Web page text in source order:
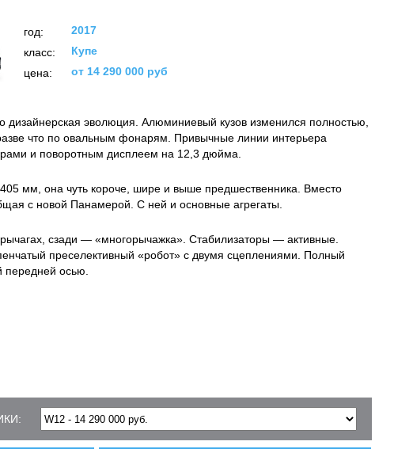
год:
2017
класс:
Купе
цена:
от 14 290 000 руб
эволюция. Алюминиевый кузов изменился полностью,
что по овальным фонарям. Привычные линии интерьера
и поворотным дисплеем на 12,3 дюйма.
мм, она чуть короче, шире и выше предшественника. Вместо
с новой Панамерой. С ней и основные агрегаты.
сзади — «многорычажка». Стабилизаторы — активные.
преселективный «робот» с двумя сцеплениями. Полный
осью.